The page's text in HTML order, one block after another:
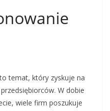
temat, który zyskuje na
W dobie
wiele firm poszukuje